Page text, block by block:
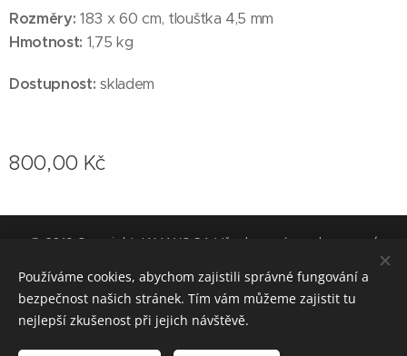
Rozměry: 183 x 60 cm, tloušťka 4,5 mm
Hmotnost: 1,75 kg
Dostupnost:skladem
800,00 Kč
© 2019 Copyright JAMAYOGA Všechna práva vyhrazena. /
Výrobu těchto stránek jsme střídali s pravidelným cvičením jógy.
Cookies
Používáme cookies, abychom zajistili správné fungování a
bezpečnost našich stránek. Tím vám můžeme zajistit tu
nejlepší zkušenost při jejich návštěvě.